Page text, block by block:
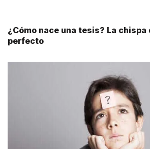
¿Cómo nace una tesis? La
perfecto